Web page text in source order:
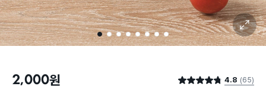
1 2 3 4 5 6 7 8
확대 보기
2,000원 별점 4.8점 4.8 (65)